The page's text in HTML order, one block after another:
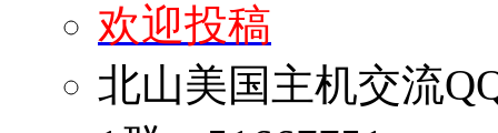
欢迎投稿
北山美国主机交流